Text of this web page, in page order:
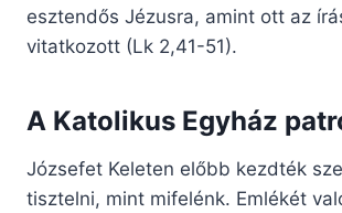
esztendős Jézusra, amint ott az
vitatkozott (Lk 2,41-51).
A Katolikus Egyház
Józsefet Keleten előbb kezdték
tisztelni, mint mifelénk. Emlékét